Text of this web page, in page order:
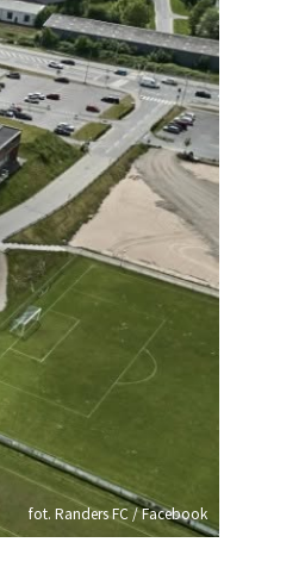
fot. Randers FC / Facebook